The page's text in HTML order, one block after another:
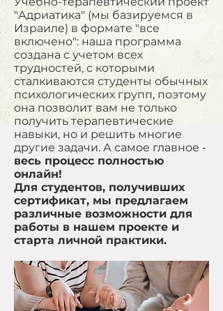
"Адриатика" (мы базируемся в
Израиле) в формате "все
включено": наша программа
создана с учетом всех
трудностей, с которыми
сталкиваются студенты обычных
психологических групп, поэтому
она позволит вам не только
получить терапевтические
навыки, но и решить многие
другие задачи. А самое главное -
весь процесс полностью
онлайн!
Для студентов, получивших
сертификат, мы предлагаем
различные возможности для
работы в нашем проекте и
старта личной практики.